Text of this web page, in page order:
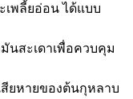
เพลี้ยอ่อน ได้แบบ
นสะเดาเพื่อควบคุม
ยหายของต้นกุหลาบ